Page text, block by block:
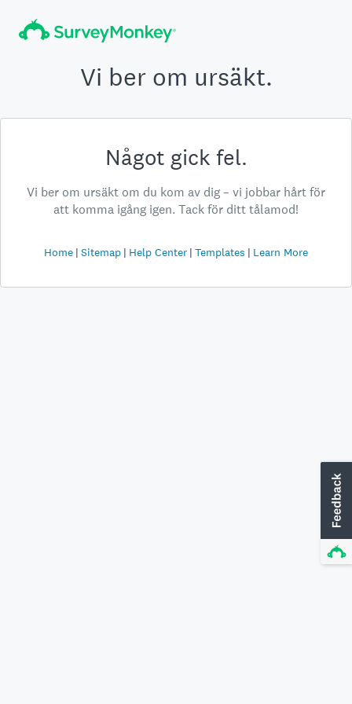
Vi ber om ursäkt.
Något gick fel.
Vi ber om ursäkt om du kom av dig – vi jobbar hårt för
att komma igång igen. Tack för ditt tålamod!
Home Sitemap Help Center Templates Learn More